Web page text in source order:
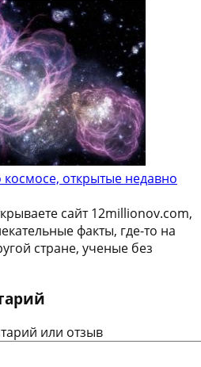
открытые недавно
сайт 12millionov.com,
факты, где-то на
стране, ученые без
или отзыв